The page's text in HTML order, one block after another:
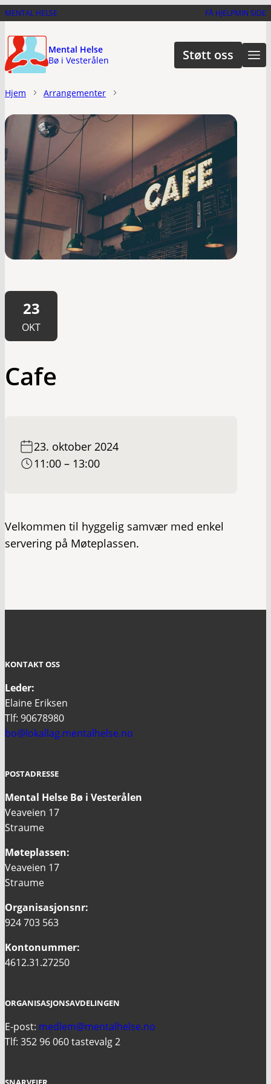
Hopp
hovedinnhold
MENTAL HELSE FÅ HJELPMIN SIDE
Mental Helse
Bø i Vesterålen
Støtt oss
Hjem Arrangementer
23
OKT
Cafe
23. oktober 2024
11:00 – 13:00
Velkommen til hyggelig samvær med enkel
servering på Møteplassen.
KONTAKT OSS
Leder:
Elaine Eriksen
Tlf: 90678980
bo@lokallag.mentalhelse.no
POSTADRESSE
Mental Helse Bø i Vesterålen
Veaveien 17
Straume
Møteplassen:
Veaveien 17
Straume
Organisasjonsnr:
924 703 563
Kontonummer:
4612.31.27250
ORGANISASJONSAVDELINGEN
E-post: medlem@mentalhelse.no
Tlf: 352 96 060 tastevalg 2